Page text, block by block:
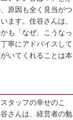
原因も全く見当がつ
ます。住谷さんは、
も「なぜ、こうなっ
寧にアドバイスして
いてくれることは本
タッフの幸せのこ
さんは、経営者の勉